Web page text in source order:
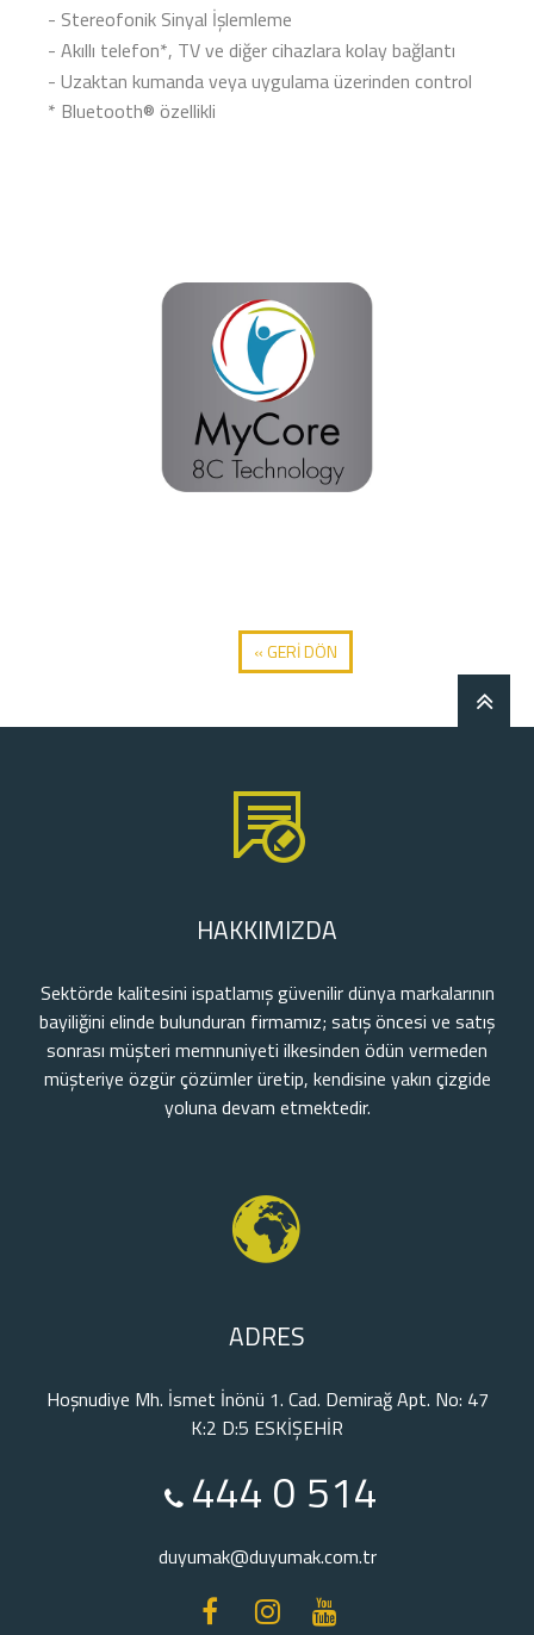
- Stereofonik Sinyal İşlemleme
- Akıllı telefon*, TV ve diğer cihazlara kolay bağlantı
- Uzaktan kumanda veya uygulama üzerinden control
* Bluetooth® özellikli
« GERİ DÖN
HAKKIMIZDA
Sektörde kalitesini ispatlamış güvenilir dünya markalarının
bayiliğini elinde bulunduran firmamız; satış öncesi ve satış
sonrası müşteri memnuniyeti ilkesinden ödün vermeden
müşteriye özgür çözümler üretip, kendisine yakın çizgide
yoluna devam etmektedir.
ADRES
Hoşnudiye Mh. İsmet İnönü 1. Cad. Demirağ Apt. No: 47
K:2 D:5 ESKİŞEHİR
444 0 514
duyumak@duyumak.com.tr